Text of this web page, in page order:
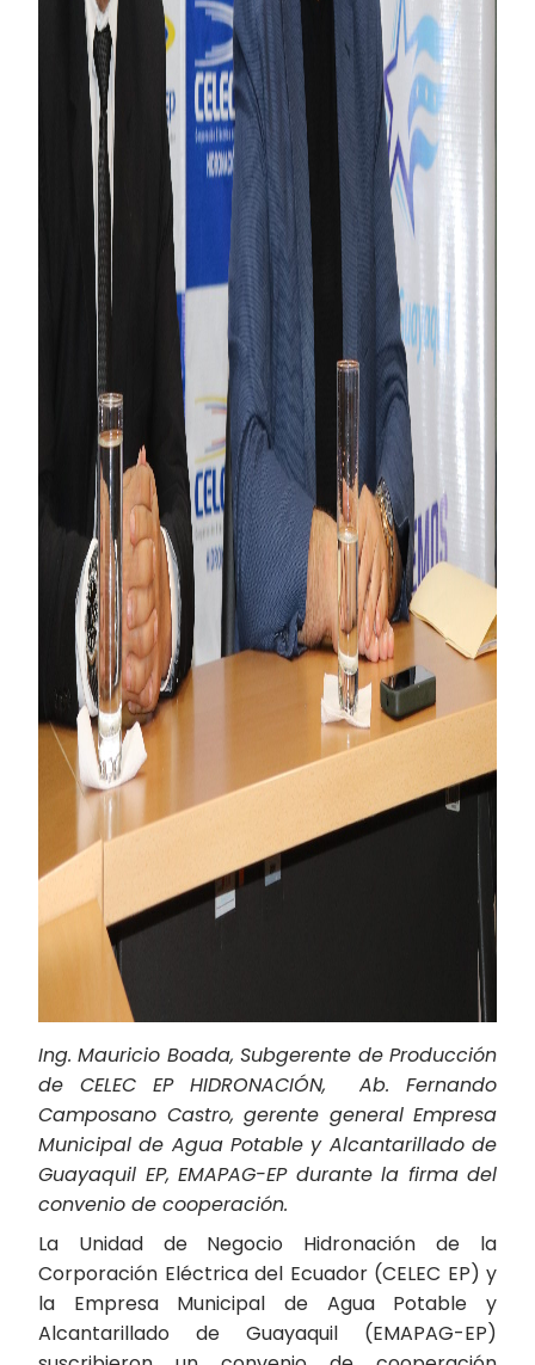
Ing. Mauricio Boada, Subgerente de Producción
de CELEC EP HIDRONACIÓN, Ab. Fernando
Camposano Castro, gerente general Empresa
Municipal de Agua Potable y Alcantarillado de
Guayaquil EP, EMAPAG-EP durante la firma del
convenio de cooperación.
La Unidad de Negocio Hidronación de la
Corporación Eléctrica del Ecuador (CELEC EP) y
la Empresa Municipal de Agua Potable y
Alcantarillado de Guayaquil (EMAPAG-EP)